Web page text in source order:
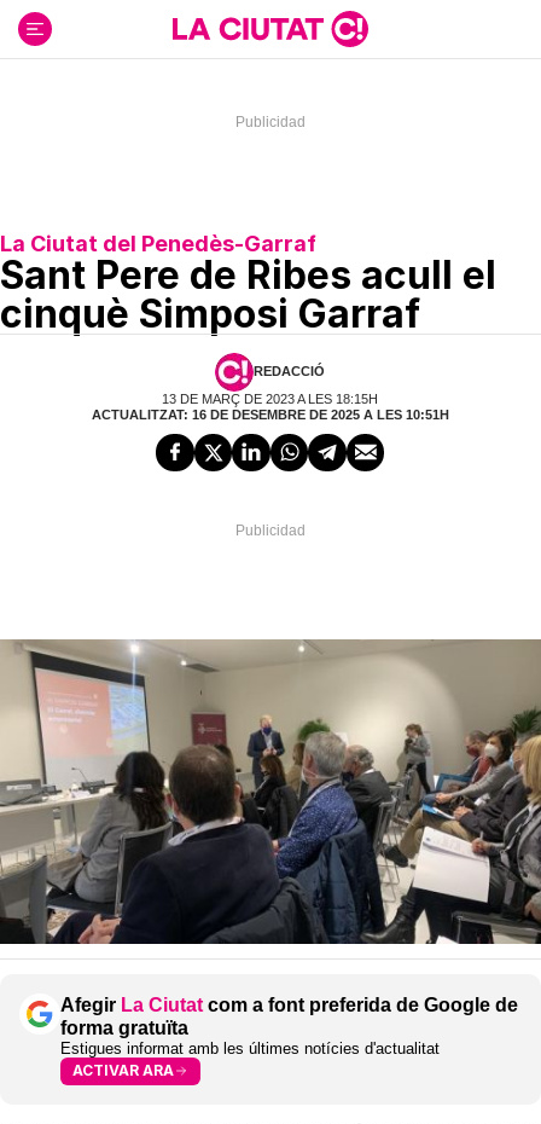
contenido
La Ciutat del Penedès-Garraf
Sant Pere de Ribes acull el
cinquè Simposi Garraf
REDACCIÓ
13 DE MARÇ DE 2023 A LES 18:15H
ACTUALITZAT: 16 DE DESEMBRE DE 2025 A LES 10:51H
Afegir La Ciutat com a font preferida de Google de
forma gratuïta
Estigues informat amb les últimes notícies d'actualitat
ACTIVAR ARA